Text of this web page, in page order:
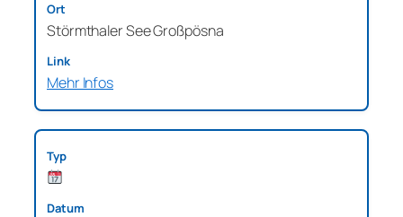
Störmthaler See Großpösna
Mehr Infos